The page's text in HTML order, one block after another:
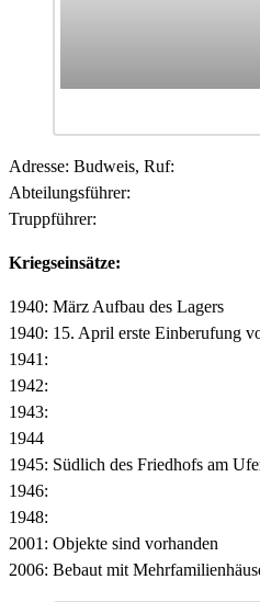
Adresse: Budweis, Ruf:
Abteilungsführer:
Truppführer:
Kriegseinsätze:
1940: März Aufbau des Lagers
1940: 15. April erste Einberufung
1941:
1942:
1943:
1944
1945: Südlich des Friedhofs am
1946:
1948:
2001: Objekte sind vorhanden
2006: Bebaut mit